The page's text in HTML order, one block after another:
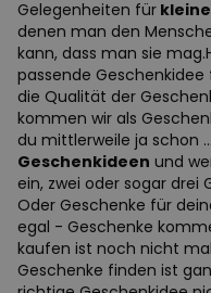
Gelegenheiten für
denen man den
kann, dass man sie
passende
die Qualität der
kommen wir als
du mittlerweile ja schon
Geschenkideen und
ein, zwei oder sogar drei
Oder Geschenke für
egal - Geschenke
kaufen ist noch nicht
Geschenke finden ist